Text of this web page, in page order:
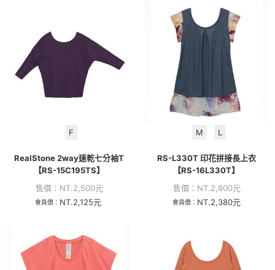
F
RealStone 2way速乾七分袖T
【RS-15C195TS】
售價： NT.2,500元
會員價： NT.2,125元
M L
RS-L330T 印花拼接長上衣
【RS-16L330T】
售價： NT.2,800元
會員價： NT.2,380元